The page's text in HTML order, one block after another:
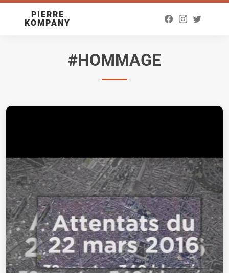
PIERRE
KOMPANY
#HOMMAGE